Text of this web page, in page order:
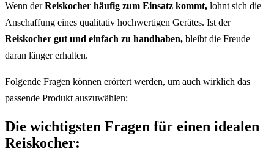
Wenn derReiskocher häufig zum Einsatz kommt, lohnt sich die
Anschaffung eines qualitativ hochwertigen Gerätes. Ist der
Reiskocher gut und einfach zu handhaben, bleibt die Freude
daran länger erhalten.
Folgende Fragen können erörtert werden, um auch wirklich das
passende Produkt auszuwählen:
Die wichtigsten Fragen für einen idealen
Reiskocher: